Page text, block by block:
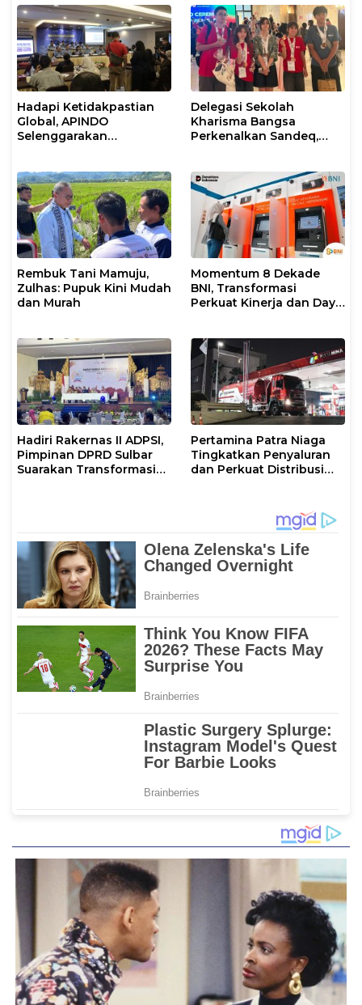
Hadapi Ketidakpastian
Global, APINDO
Selenggarakan
Ketahanan Ekonomi
Nasional
Delegasi Sekolah
Kharisma Bangsa
Perkenalkan Sandeq,
STEAM Olympiad 2026 di
Roma
Rembuk Tani Mamuju,
Zulhas: Pupuk Kini Mudah
dan Murah
Momentum 8 Dekade
BNI, Transformasi
Perkuat Kinerja dan Daya
Hadiri Rakernas II ADPSI,
Pimpinan DPRD Sulbar
Suarakan Transformasi
Pertamina Patra Niaga
Tingkatkan Penyaluran
dan Perkuat Distribusi